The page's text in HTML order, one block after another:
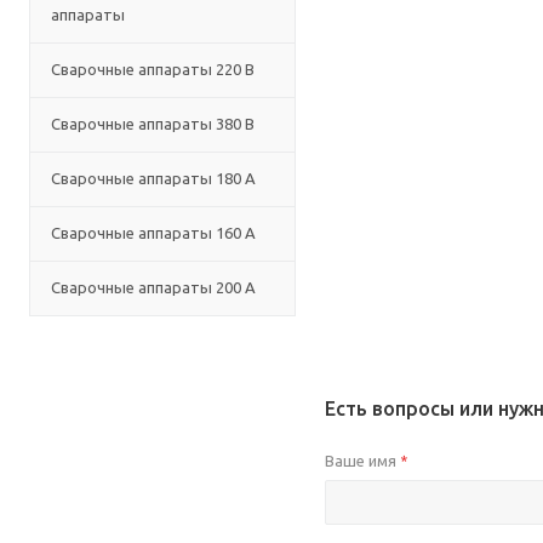
аппараты
Сварочные аппараты 220 В
Сварочные аппараты 380 В
Сварочные аппараты 180 А
Сварочные аппараты 160 А
Сварочные аппараты 200 А
Есть вопросы или
Ваше имя *